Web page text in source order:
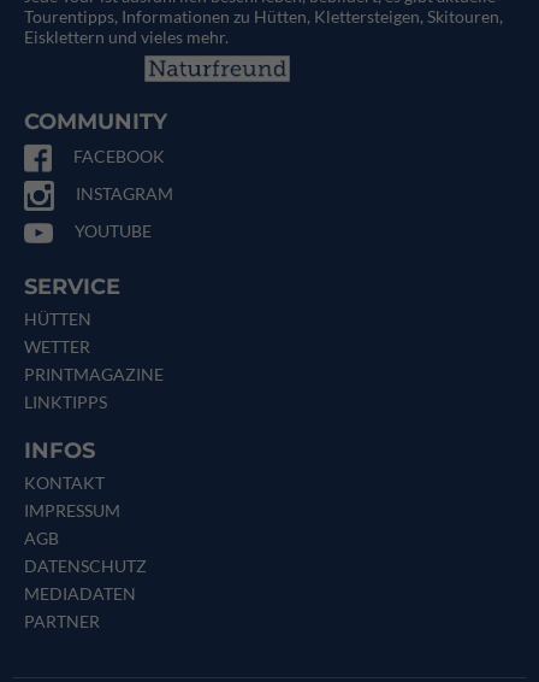
Tourentipps, Informationen zu Hütten, Klettersteigen, Skitouren,
Eisklettern und vieles mehr.
COMMUNITY
FACEBOOK
INSTAGRAM
YOUTUBE
SERVICE
HÜTTEN
WETTER
PRINTMAGAZINE
LINKTIPPS
INFOS
KONTAKT
IMPRESSUM
AGB
DATENSCHUTZ
MEDIADATEN
PARTNER